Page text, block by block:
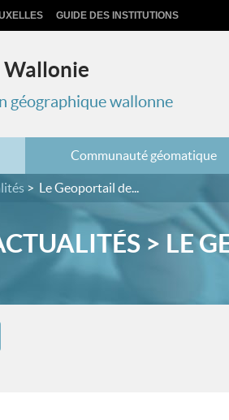
GUIDE DES INSTITUTIONS
Wallonie
géographique wallonne
Communauté géomatique
Le Geoportail de...
> LE